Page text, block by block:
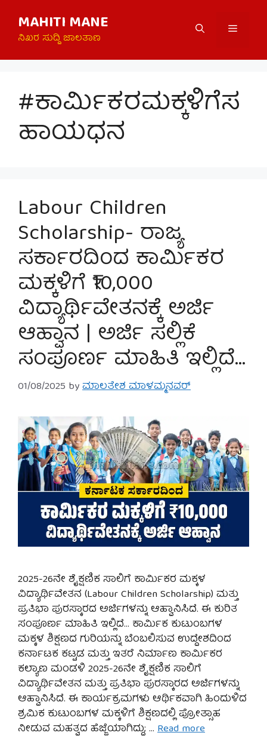
content
MAHITI MANE
ನಿಖರ ಸುದ್ದಿ ಜಾಲತಾಣ
Menu
#ಕಾರ್ಮಿಕರಮಕ್ಕಳಿಗೆಸ
ಹಾಯಧನ
Labour Children
Scholarship- ರಾಜ್ಯ
ಸರ್ಕಾರದಿಂದ ಕಾರ್ಮಿಕರ
ಮಕ್ಕಳಿಗೆ ₹10,000
ವಿದ್ಯಾರ್ಥಿವೇತನಕ್ಕೆ ಅರ್ಜಿ
ಆಹ್ವಾನ | ಅರ್ಜಿ ಸಲ್ಲಿಕೆ
ಸಂಪೂರ್ಣ ಮಾಹಿತಿ ಇಲ್ಲಿದೆ…
01/08/2025 byಮಾಲತೇಶ ಮಾಳಮ್ಮನವರ್
2025-26ನೇ ಶೈಕ್ಷಣಿಕ ಸಾಲಿಗೆ ಕಾರ್ಮಿಕರ ಮಕ್ಕಳ
ವಿದ್ಯಾರ್ಥಿವೇತನ (Labour Children Scholarship) ಮತ್ತು
ಪ್ರತಿಭಾ ಪುರಸ್ಕಾರದ ಅರ್ಜಿಗಳನ್ನು ಆಹ್ವಾನಿಸಿದೆ. ಈ ಕುರಿತ
ಸಂಪೂರ್ಣ ಮಾಹಿತಿ ಇಲ್ಲಿದೆ… ಕಾರ್ಮಿಕ ಕುಟುಂಬಗಳ
ಮಕ್ಕಳ ಶಿಕ್ಷಣದ ಗುರಿಯನ್ನು ಬೆಂಬಲಿಸುವ ಉದ್ದೇಶದಿಂದ
ಕರ್ನಾಟಕ ಕಟ್ಟಡ ಮತ್ತು ಇತರೆ ನಿರ್ಮಾಣ ಕಾರ್ಮಿಕರ
ಕಲ್ಯಾಣ ಮಂಡಳಿ 2025-26ನೇ ಶೈಕ್ಷಣಿಕ ಸಾಲಿಗೆ
ವಿದ್ಯಾರ್ಥಿವೇತನ ಮತ್ತು ಪ್ರತಿಭಾ ಪುರಸ್ಕಾರದ ಅರ್ಜಿಗಳನ್ನು
ಆಹ್ವಾನಿಸಿದೆ. ಈ ಕಾರ್ಯಕ್ರಮಗಳು ಆರ್ಥಿಕವಾಗಿ ಹಿಂದುಳಿದ
ಶ್ರಮಿಕ ಕುಟುಂಬಗಳ ಮಕ್ಕಳಿಗೆ ಶಿಕ್ಷಣದಲ್ಲಿ ಪ್ರೋತ್ಸಾಹ
ನೀಡುವ ಮಹತ್ವದ ಹೆಜ್ಜೆಯಾಗಿದ್ದು; … Read more